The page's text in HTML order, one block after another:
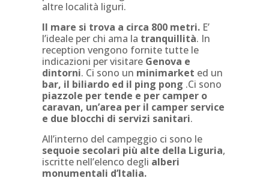
altre località liguri.
Il mare si trova a circa 800 metri.E’
l’ideale per chi ama la tranquillità. In
reception vengono fornite tutte le
indicazioni per visitare Genova e
dintorni. Ci sono un minimarket ed un
bar, il biliardo ed il ping pong .Ci sono
piazzole per tende e per camper o
caravan, un’area per il camper service
e due blocchi di servizi sanitari.
All’interno del campeggio ci sono le
sequoie secolari più alte della Liguria,
iscritte nell’elenco degli alberi
monumentali d’Italia.